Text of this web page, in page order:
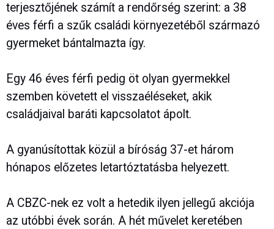
terjesztőjének számít a rendőrség szerint: a 38
éves férfi a szűk családi környezetéből származó
gyermeket bántalmazta így.
Egy 46 éves férfi pedig öt olyan gyermekkel
szemben követett el visszaéléseket, akik
családjaival baráti kapcsolatot ápolt.
A gyanúsítottak közül a bíróság 37-et három
hónapos előzetes letartóztatásba helyezett.
A CBZC-nek ez volt a hetedik ilyen jellegű akciója
az utóbbi évek során. A hét művelet keretében